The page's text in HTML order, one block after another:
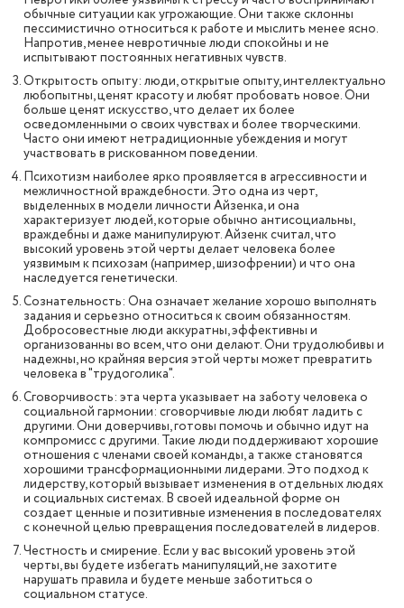
обычные ситуации как угрожающие. Они также склонны
пессимистично относиться к работе и мыслить менее ясно.
Напротив, менее невротичные люди спокойны и не
испытывают постоянных негативных чувств.
Открытость опыту: люди, открытые опыту, интеллектуально
любопытны, ценят красоту и любят пробовать новое. Они
больше ценят искусство, что делает их более
осведомленными о своих чувствах и более творческими.
Часто они имеют нетрадиционные убеждения и могут
участвовать в рискованном поведении.
Психотизм наиболее ярко проявляется в агрессивности и
межличностной враждебности. Это одна из черт,
выделенных в модели личности Айзенка, и она
характеризует людей, которые обычно антисоциальны,
враждебны и даже манипулируют. Айзенк считал, что
высокий уровень этой черты делает человека более
уязвимым к психозам (например, шизофрении) и что она
наследуется генетически.
Сознательность: Она означает желание хорошо выполнять
задания и серьезно относиться к своим обязанностям.
Добросовестные люди аккуратны, эффективны и
организованны во всем, что они делают. Они трудолюбивы и
надежны, но крайняя версия этой черты может превратить
человека в "трудоголика".
Сговорчивость: эта черта указывает на заботу человека о
социальной гармонии: сговорчивые люди любят ладить с
другими. Они доверчивы, готовы помочь и обычно идут на
компромисс с другими. Такие люди поддерживают хорошие
отношения с членами своей команды, а также становятся
хорошими трансформационными лидерами. Это подход к
лидерству, который вызывает изменения в отдельных людях
и социальных системах. В своей идеальной форме он
создает ценные и позитивные изменения в последователях
с конечной целью превращения последователей в лидеров.
Честность и смирение. Если у вас высокий уровень этой
черты, вы будете избегать манипуляций, не захотите
нарушать правила и будете меньше заботиться о
социальном статусе.